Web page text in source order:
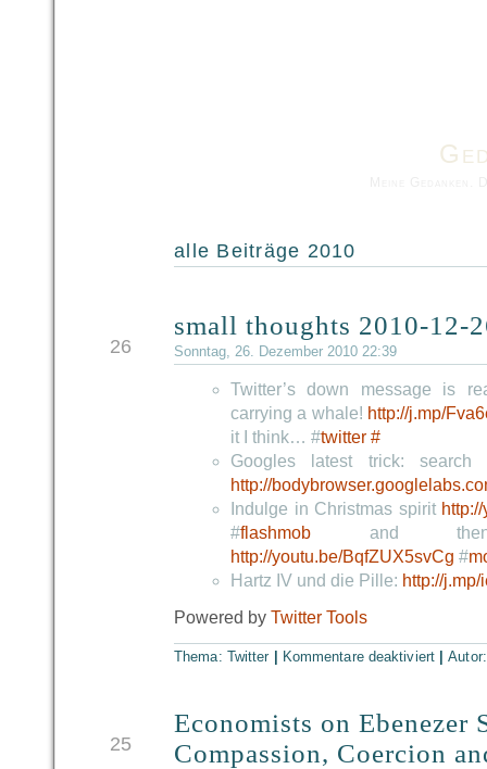
alle Beiträge 2010
26
small thoughts 2010-12-
Sonntag, 26. Dezember 2010 22:39
Twitter’s down message is
carrying a whale! http://j.mp/
it I think… #twitter #
Googles latest trick:
http://
Indulge in Christmas spirit
#flashmob and
http://youtu.be/BqfZUX5svCg #
Hartz IV und die Pille: http://j.mp/
Powered by Twitter Tools
Thema: Twitter Kommentare deaktiviert|
25
Economists on Ebenezer
Compassion, Coercion